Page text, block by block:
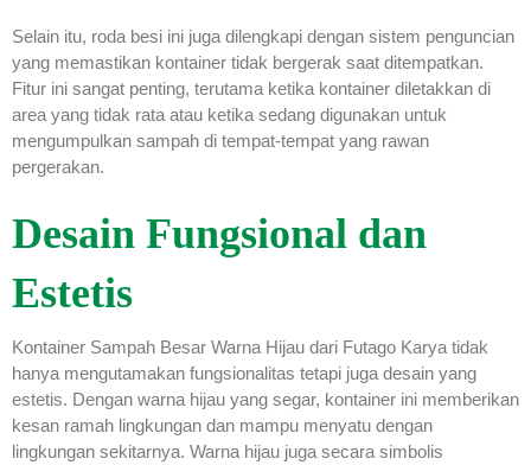
Selain itu, roda besi ini juga dilengkapi dengan sistem penguncian
yang memastikan kontainer tidak bergerak saat ditempatkan.
Fitur ini sangat penting, terutama ketika kontainer diletakkan di
area yang tidak rata atau ketika sedang digunakan untuk
mengumpulkan sampah di tempat-tempat yang rawan
pergerakan.
Desain Fungsional dan
Estetis
Kontainer Sampah Besar Warna Hijau dari Futago Karya tidak
hanya mengutamakan fungsionalitas tetapi juga desain yang
estetis. Dengan warna hijau yang segar, kontainer ini memberikan
kesan ramah lingkungan dan mampu menyatu dengan
lingkungan sekitarnya. Warna hijau juga secara simbolis